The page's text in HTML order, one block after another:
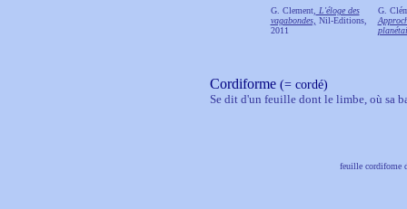
G. Clement,
L'éloge des
vagabondes, Nil-Editions,
2011
G.
Cordiforme (= cordé)
Se dit d'un feuille dont le limbe, où sa
feuille cordifome